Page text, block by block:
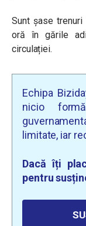
Suntșase
oră în gările
circulației.
Echipa
nicio
limitate, iar
Dacă îți
pentru